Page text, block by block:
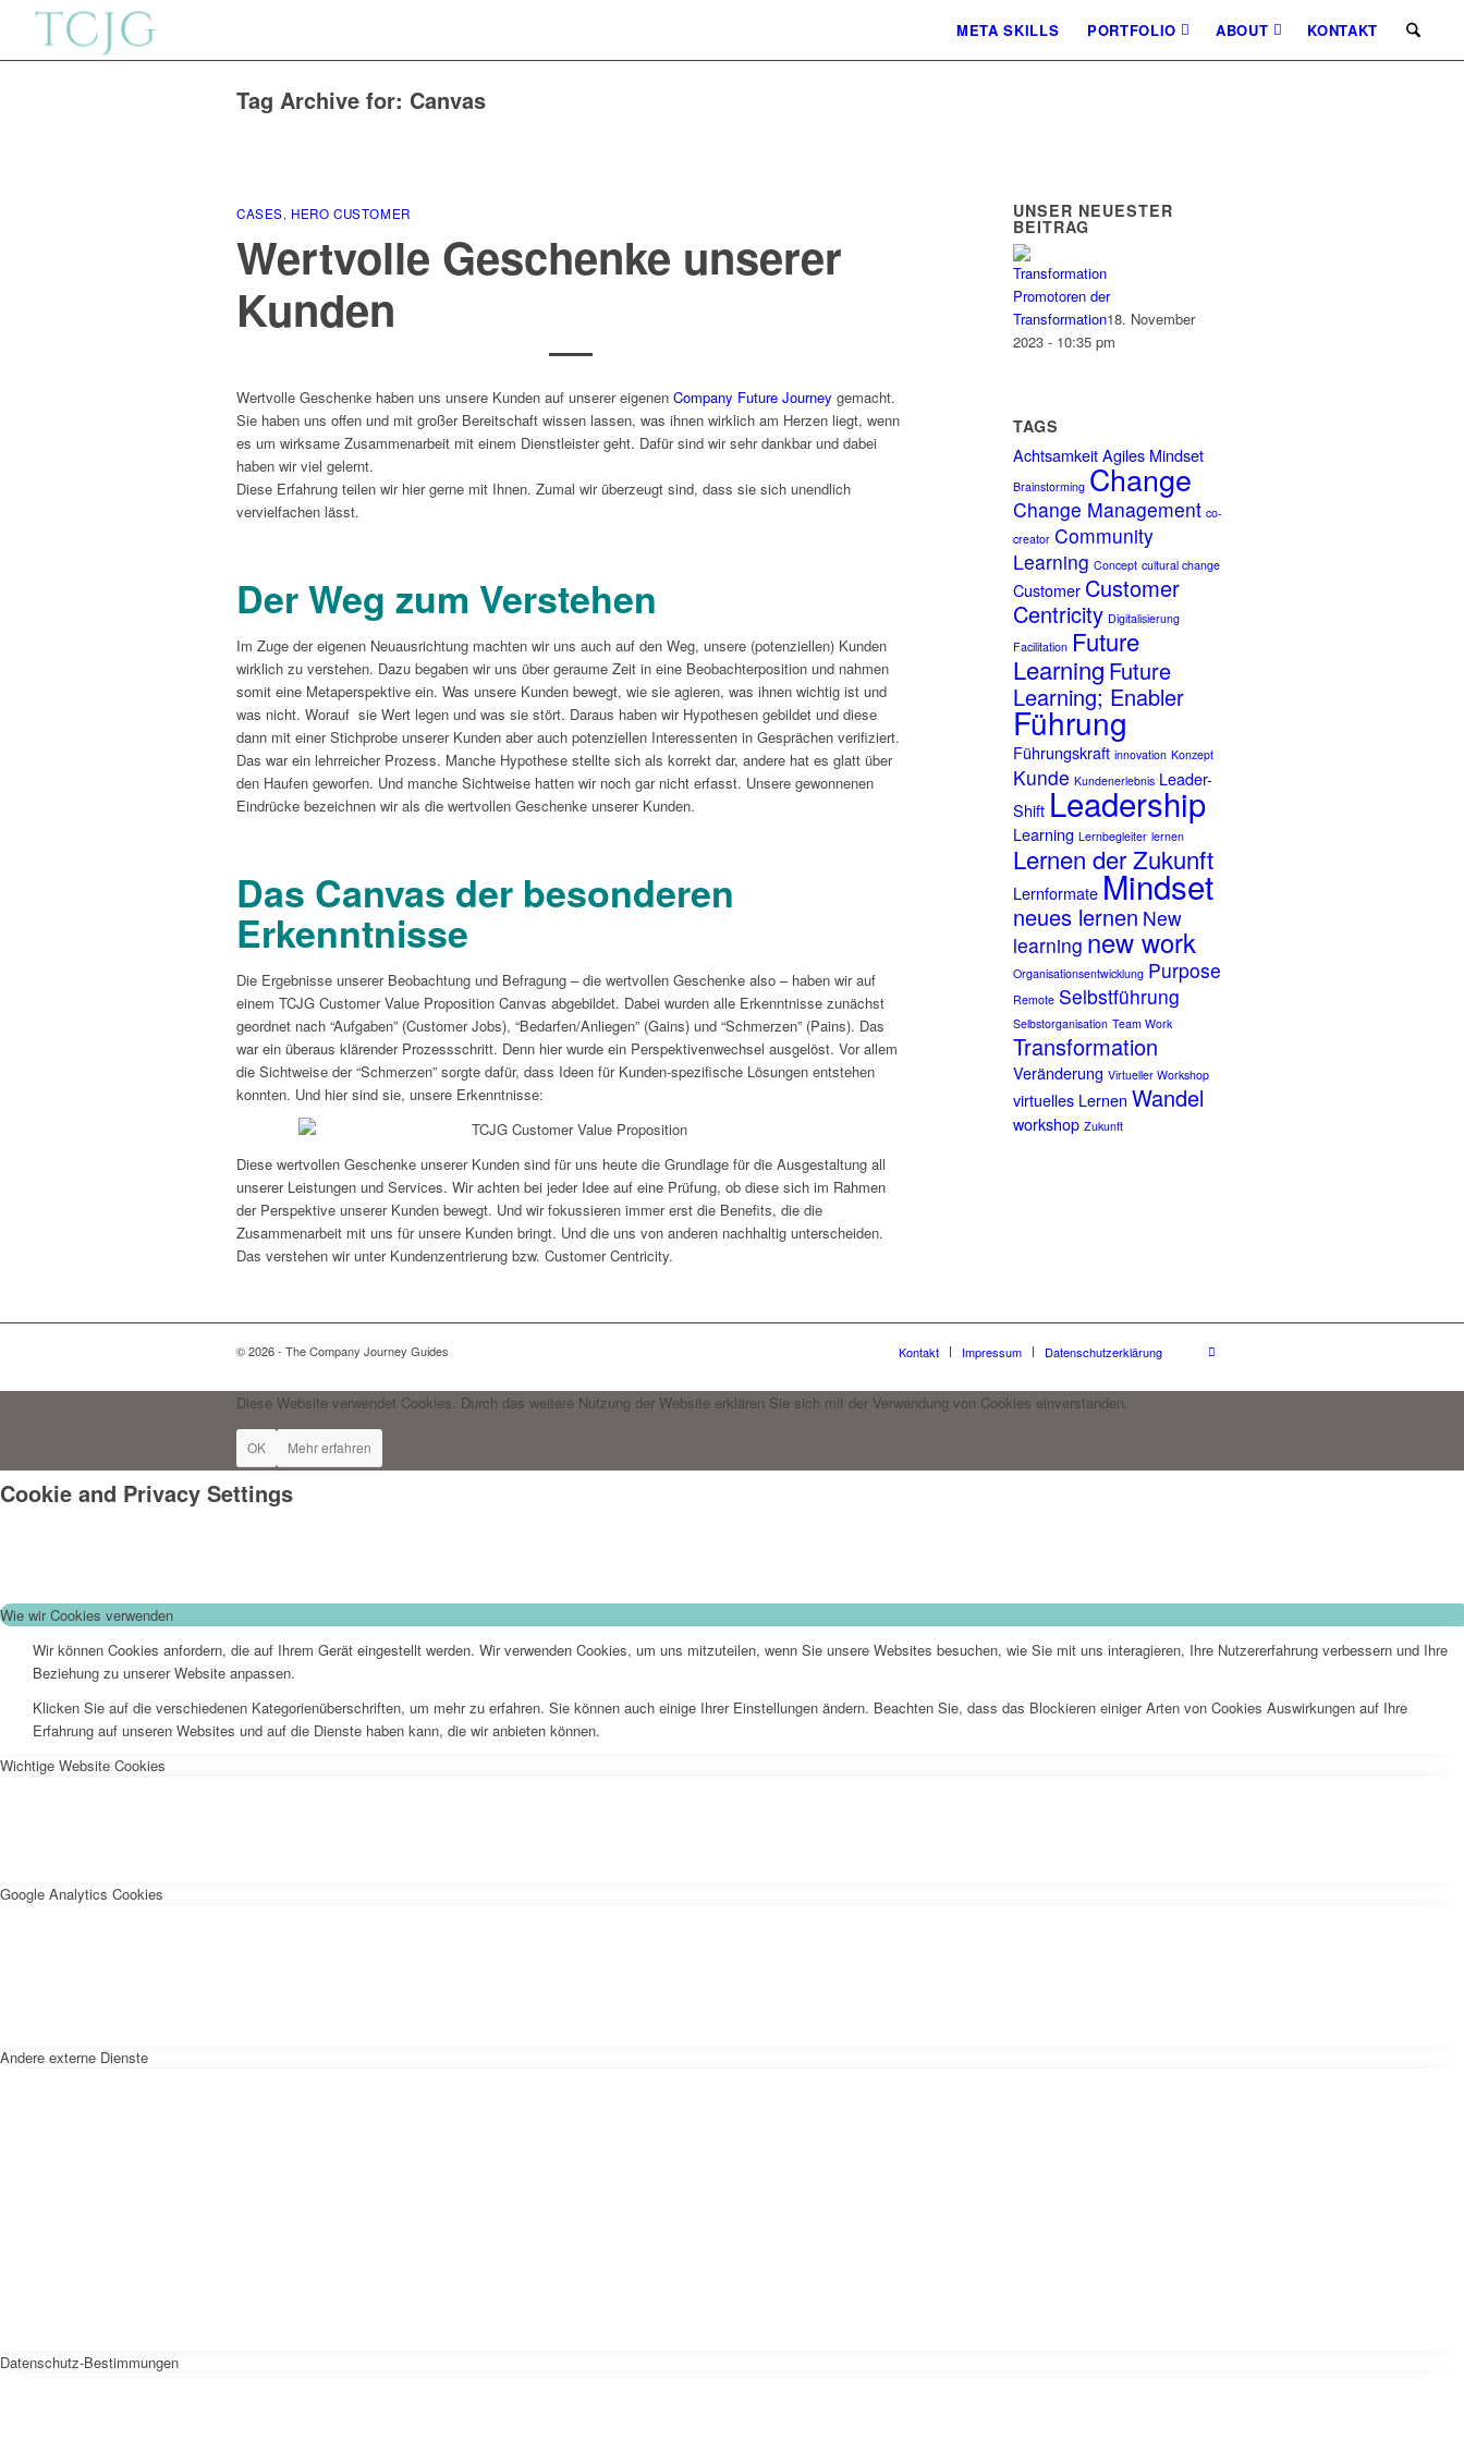
META SKILLS PORTFOLIO ABOUT KONTAKT
Tag Archive for: Canvas
CASES, HERO CUSTOMER
Wertvolle Geschenke unserer
Kunden
Wertvolle Geschenke haben uns unsere Kunden auf unserer eigenen Company Future Journey gemacht.
Sie haben uns offen und mit großer Bereitschaft wissen lassen, was ihnen wirklich am Herzen liegt, wenn
es um wirksame Zusammenarbeit mit einem Dienstleister geht. Dafür sind wir sehr dankbar und dabei
haben wir viel gelernt.
Diese Erfahrung teilen wir hier gerne mit Ihnen. Zumal wir überzeugt sind, dass sie sich unendlich
vervielfachen lässt.
Der Weg zum Verstehen
Im Zuge der eigenen Neuausrichtung machten wir uns auch auf den Weg, unsere (potenziellen) Kunden
wirklich zu verstehen. Dazu begaben wir uns über geraume Zeit in eine Beobachterposition und nahmen
somit eine Metaperspektive ein. Was unsere Kunden bewegt, wie sie agieren, was ihnen wichtig ist und
was nicht. Worauf sie Wert legen und was sie stört. Daraus haben wir Hypothesen gebildet und diese
dann mit einer Stichprobe unserer Kunden aber auch potenziellen Interessenten in Gesprächen verifiziert.
Das war ein lehrreicher Prozess. Manche Hypothese stellte sich als korrekt dar, andere hat es glatt über
den Haufen geworfen. Und manche Sichtweise hatten wir noch gar nicht erfasst. Unsere gewonnenen
Eindrücke bezeichnen wir als die wertvollen Geschenke unserer Kunden.
Das Canvas der besonderen
Erkenntnisse
Die Ergebnisse unserer Beobachtung und Befragung – die wertvollen Geschenke also – haben wir auf
einem TCJG Customer Value Proposition Canvas abgebildet. Dabei wurden alle Erkenntnisse zunächst
geordnet nach “Aufgaben” (Customer Jobs), “Bedarfen/Anliegen” (Gains) und “Schmerzen” (Pains). Das
war ein überaus klärender Prozessschritt. Denn hier wurde ein Perspektivenwechsel ausgelöst. Vor allem
die Sichtweise der “Schmerzen” sorgte dafür, dass Ideen für Kunden-spezifische Lösungen entstehen
konnten. Und hier sind sie, unsere Erkenntnisse:
Diese wertvollen Geschenke unserer Kunden sind für uns heute die Grundlage für die Ausgestaltung all
unserer Leistungen und Services. Wir achten bei jeder Idee auf eine Prüfung, ob diese sich im Rahmen
der Perspektive unserer Kunden bewegt. Und wir fokussieren immer erst die Benefits, die die
Zusammenarbeit mit uns für unsere Kunden bringt. Und die uns von anderen nachhaltig unterscheiden.
Das verstehen wir unter Kundenzentrierung bzw. Customer Centricity.
UNSER NEUESTER
BEITRAG
Promotoren der
Transformation18. November
2023 - 10:35 pm
TAGS
Achtsamkeit Agiles Mindset
Brainstorming Change
Change Management co-
creator Community
Learning Concept cultural change
Customer Customer
Centricity Digitalisierung
Facilitation Future
Learning Future
Learning; Enabler
Führung
Führungskraft innovation Konzept
Kunde Kundenerlebnis Leader-
Shift Leadership
Learning Lernbegleiter lernen
Lernen der Zukunft
Lernformate Mindset
neues lernen New
learning new work
Organisationsentwicklung Purpose
Remote Selbstführung
Selbstorganisation Team Work
Transformation
Veränderung Virtueller Workshop
virtuelles Lernen Wandel
workshop Zukunft
© 2026 - The Company Journey Guides Kontakt Impressum Datenschutzerklärung
Diese Website verwendet Cookies. Durch das weitere Nutzung der Website erklären Sie sich mit der Verwendung von Cookies einverstanden.
OK Mehr erfahren
Cookie and Privacy Settings
Wie wir Cookies verwenden
Wir können Cookies anfordern, die auf Ihrem Gerät eingestellt werden. Wir verwenden Cookies, um uns mitzuteilen, wenn Sie unsere Websites besuchen, wie Sie mit uns interagieren, Ihre Nutzererfahrung verbessern und Ihre
Beziehung zu unserer Website anpassen.
Klicken Sie auf die verschiedenen Kategorienüberschriften, um mehr zu erfahren. Sie können auch einige Ihrer Einstellungen ändern. Beachten Sie, dass das Blockieren einiger Arten von Cookies Auswirkungen auf Ihre
Erfahrung auf unseren Websites und auf die Dienste haben kann, die wir anbieten können.
Wichtige Website Cookies
Google Analytics Cookies
Andere externe Dienste
Datenschutz-Bestimmungen